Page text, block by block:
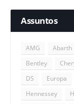
Assuntos
AMG Abarth
Bentley
DS
Europa
Hennessey